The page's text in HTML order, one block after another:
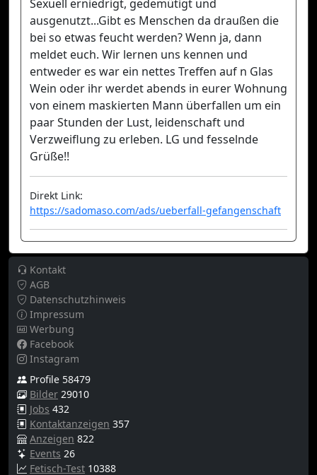
Sexuell erniedrigt, gedemütigt und
ausgenutzt...Gibt es Menschen da draußen die
bei so etwas feucht werden? Wenn ja, dann
meldet euch. Wir lernen uns kennen und
entweder es war ein nettes Treffen auf n Glas
Wein oder ihr werdet abends in eurer Wohnung
von einem maskierten Mann überfallen um ein
paar Stunden der Lust, leidenschaft und
Verzweiflung zu erleben. LG und fesselnde
Grüße!!
Direkt Link:
https://sadomaso.com/ads/ueberfall-gefangenschaft
Kontakt
AGB
Datenschutzhinweis
Impressum
Werbung
Facebook
Instagram
Profile 58479
Bilder 29010
Jobs 432
Kontaktanzeigen 357
Anzeigen 822
Events 26
Fetisch-Test 10388